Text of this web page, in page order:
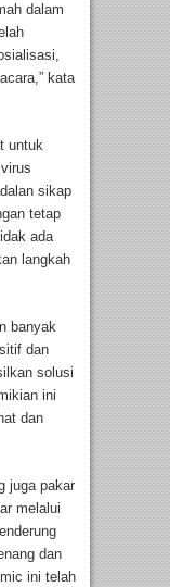
dalam
kata
untuk
sikap
tetap
ada
langkah
banyak
dan
solusi
ini
dan
juga pakar
melalui
dan
ini telah